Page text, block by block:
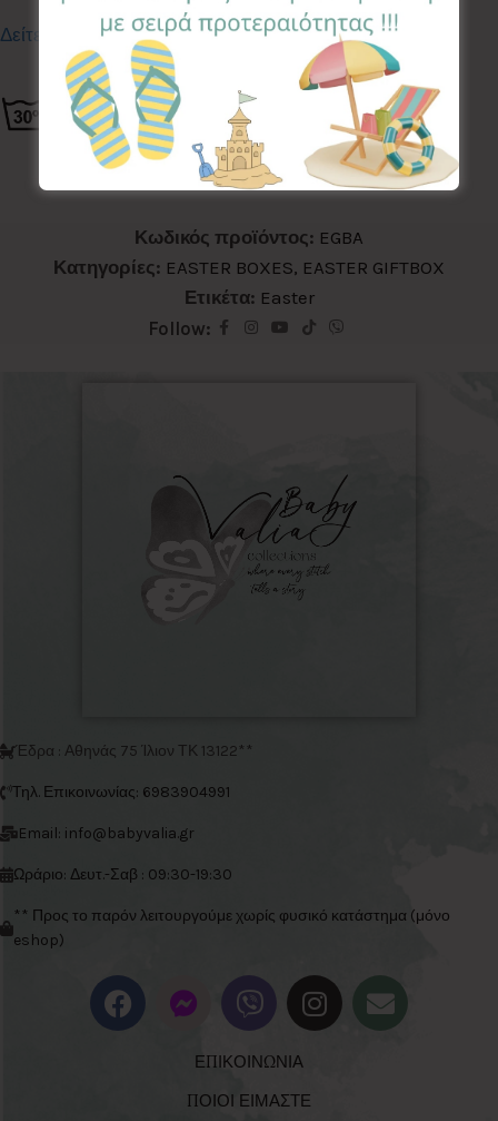
Δείτε τα Giftboxes εδώ
Κωδικός προϊόντος: EGBA
Κατηγορίες: EASTER BOXES, EASTER GIFTBOX
Ετικέτα: Easter
Follow:
Έδρα : Αθηνάς 75 Ίλιον ΤΚ 13122**
Τηλ. Επικοινωνίας: 6983904991
Email: info@babyvalia.gr
Ωράριο: Δευτ.-Σαβ : 09:30-19:30
** Προς το παρόν λειτουργούμε χωρίς φυσικό κατάστημα (μόνο
eshop)
ΕΠΙΚΟΙΝΩΝΙΑ
ΠΟΙΟΙ ΕΙΜΑΣΤΕ